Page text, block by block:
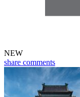
NEW
share comments